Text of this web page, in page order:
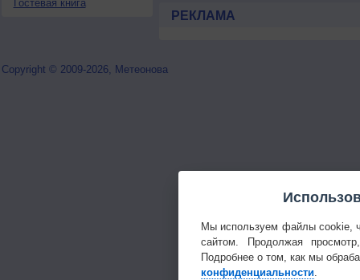
Гостевая книга
РЕКЛАМА
Copyright © 2009-2026, Метеонова
Мы используем файлы cookie,
сайтом. Продолжая
Подробнее о том, как мы
конфиденциальности